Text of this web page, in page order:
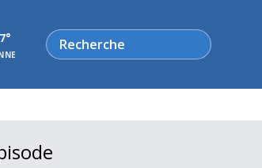
Rechercher